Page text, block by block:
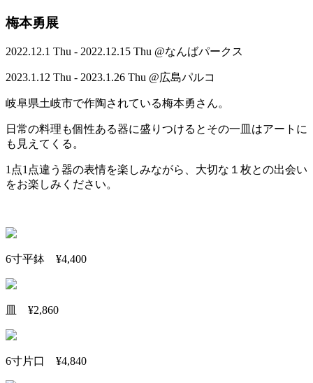
梅本勇展
2022.12.1 Thu - 2022.12.15 Thu @なんばパークス
2023.1.12 Thu - 2023.1.26 Thu @広島パルコ
岐阜県土岐市で作陶されている梅本勇さん。
日常の料理も個性ある器に盛りつけるとその一皿はアートに
も見えてくる。
1点1点違う器の表情を楽しみながら、大切な１枚との出会い
をお楽しみください。
6寸平鉢 ¥4,400
皿 ¥2,860
6寸片口 ¥4,840